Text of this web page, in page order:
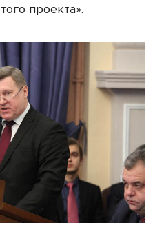
проекта».